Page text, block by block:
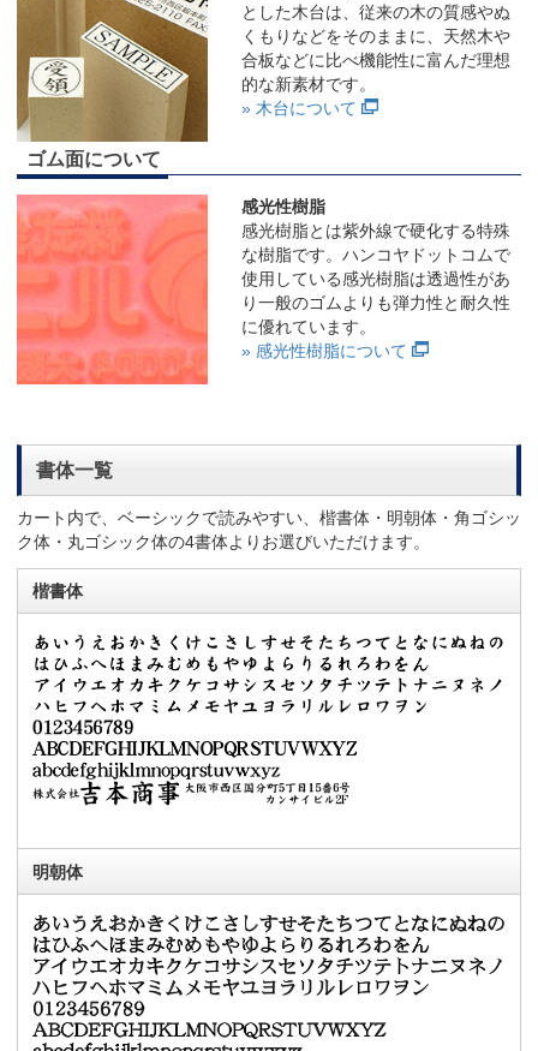
とした木台は、従来の木の質感やぬ
くもりなどをそのままに、天然木や
合板などに比べ機能性に富んだ理想
的な新素材です。
» 木台について
ゴム面について
感光性樹脂
感光樹脂とは紫外線で硬化する特殊
な樹脂です。ハンコヤドットコムで
使用している感光樹脂は透過性があ
り一般のゴムよりも弾力性と耐久性
に優れています。
» 感光性樹脂について
書体一覧
カート内で、ベーシックで読みやすい、楷書体・明朝体・角ゴシッ
ク体・丸ゴシック体の4書体よりお選びいただけます。
楷書体
明朝体